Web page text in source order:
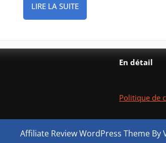
del
camión
LIRE LA SUITELIRE
LA
En détail
Politique de
Affiliate Review WordPress Theme By